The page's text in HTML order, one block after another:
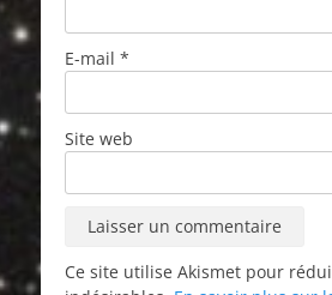
E-mail *
Site web
Ce site utilise Akismet pour